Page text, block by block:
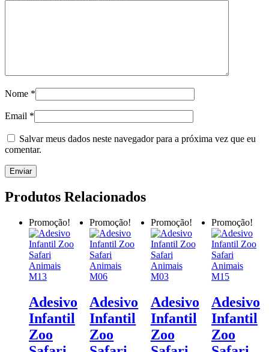
Nome *
Email *
Salvar meus dados neste navegador para a próxima vez que eu
comentar.
Produtos Relacionados
Promoção!
Adesivo
Infantil
Zoo
Promoção!
Adesivo
Infantil
Zoo
Promoção!
Adesivo
Infantil
Zoo
Promoção!
Adesivo
Infantil
Zoo